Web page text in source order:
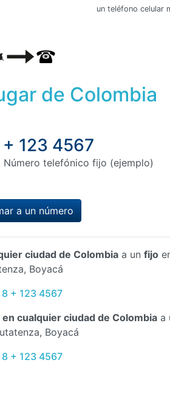
un teléfono celular
de Colombia
123 4567
telefónico fijo (ejemplo)
a un número
ciudad de Colombia a un fijo
Boyacá
+ 123 4567
cualquier ciudad de Colombiaa
Boyacá
+ 123 4567